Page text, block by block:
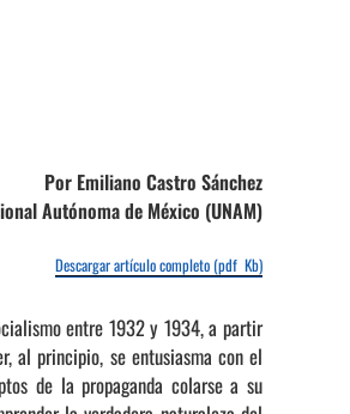
Por Emiliano Castro Sánchez
Autónoma de México (UNAM)
Descargar artículo completo (pdf Kb)
entre 1932 y 1934, a partir
al principio, se entusiasma con el
de la propaganda colarse a su